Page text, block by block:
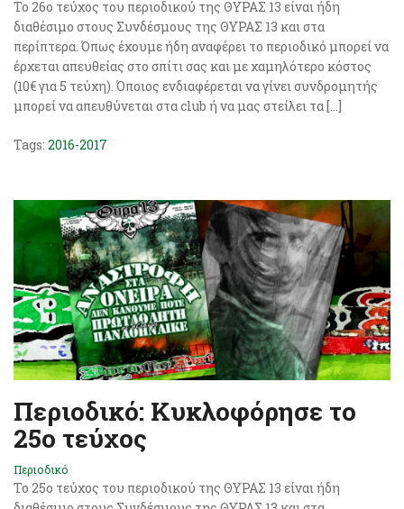
Το 26o τεύχος του περιοδικού της ΘΥΡΑΣ 13 είναι ήδη
διαθέσιμο στους Συνδέσμους της ΘΥΡΑΣ 13 και στα
περίπτερα. Όπως έχουμε ήδη αναφέρει το περιοδικό μπορεί να
έρχεται απευθείας στο σπίτι σας και με χαμηλότερο κόστος
(10€ για 5 τεύχη). Όποιος ενδιαφέρεται να γίνει συνδρομητής
μπορεί να απευθύνεται στα club ή να μας στείλει τα […]
Tags: 2016-2017
Περιοδικό: Κυκλοφόρησε το
25ο τεύχος
Περιοδικό
Το 25o τεύχος του περιοδικού της ΘΥΡΑΣ 13 είναι ήδη